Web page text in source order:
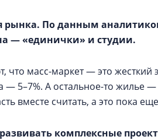
рынка. По данным
— «единички» и студии.
что масс-маркет — это
— 5–7%. А остальное-то жилье
вместе считать, а это пока
комплексные